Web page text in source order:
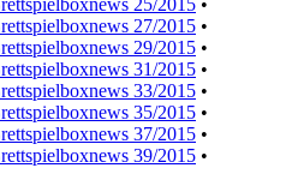
25/2015 •
27/2015 •
29/2015 •
31/2015 •
33/2015 •
35/2015 •
37/2015 •
39/2015 •